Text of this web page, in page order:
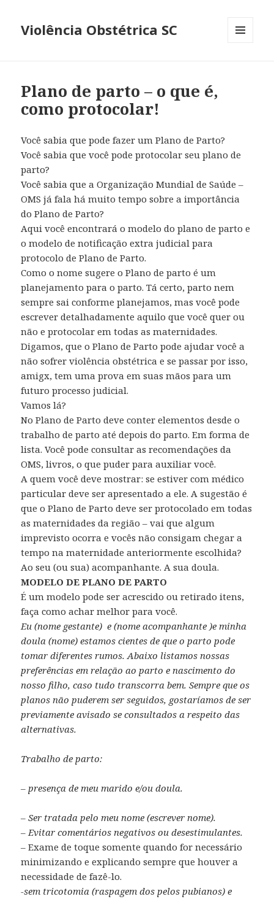
Violência Obstétrica SC
Plano de parto – o que é,
como protocolar!
Você sabia que pode fazer um Plano de Parto?
Você sabia que você pode protocolar seu plano de
parto?
Você sabia que a Organização Mundial de Saúde –
OMS já fala há muito tempo sobre a importância
do Plano de Parto?
Aqui você encontrará o modelo do plano de parto e
o modelo de notificação extra judicial para
protocolo de Plano de Parto.
Como o nome sugere o Plano de parto é um
planejamento para o parto. Tá certo, parto nem
sempre sai conforme planejamos, mas você pode
escrever detalhadamente aquilo que você quer ou
não e protocolar em todas as maternidades.
Digamos, que o Plano de Parto pode ajudar você a
não sofrer violência obstétrica e se passar por isso,
amigx, tem uma prova em suas mãos para um
futuro processo judicial.
Vamos lá?
No Plano de Parto deve conter elementos desde o
trabalho de parto até depois do parto. Em forma de
lista. Você pode consultar as recomendações da
OMS, livros, o que puder para auxiliar você.
A quem você deve mostrar: se estiver com médico
particular deve ser apresentado a ele. A sugestão é
que o Plano de Parto deve ser protocolado em todas
as maternidades da região – vai que algum
imprevisto ocorra e vocês não consigam chegar a
tempo na maternidade anteriormente escolhida?
Ao seu (ou sua) acompanhante. A sua doula.
MODELO DE PLANO DE PARTO
É um modelo pode ser acrescido ou retirado itens,
faça como achar melhor para você.
Eu (nome gestante) e (nome acompanhante )e minha
doula (nome) estamos cientes de que o parto pode
tomar diferentes rumos. Abaixo listamos nossas
preferências em relação ao parto e nascimento do
nosso filho, caso tudo transcorra bem. Sempre que os
planos não puderem ser seguidos, gostaríamos de ser
previamente avisado se consultados a respeito das
alternativas.
Trabalho de parto:
– presença de meu marido e/ou doula.
– Ser tratada pelo meu nome (escrever nome).
– Evitar comentários negativos ou desestimulantes.
– Exame de toque somente quando for necessário
minimizando e explicando sempre que houver a
necessidade de fazê-lo.
-sem tricotomia (raspagem dos pelos pubianos) e